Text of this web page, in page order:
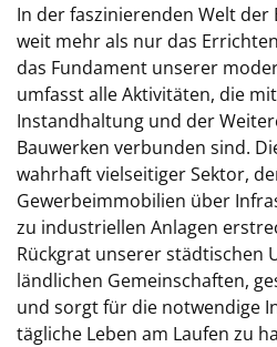
In der faszinierenden Welt
weit mehr als nur das
das Fundament unserer
umfasst alle Aktivitäten, die
Instandhaltung und der
Bauwerken verbunden sind.
wahrhaft vielseitiger Sektor,
Gewerbeimmobilien über
zu industriellen Anlagen
Rückgrat unserer städtischen
ländlichen Gemeinschaften,
und sorgt für die notwendige
tägliche Leben am Laufen zu